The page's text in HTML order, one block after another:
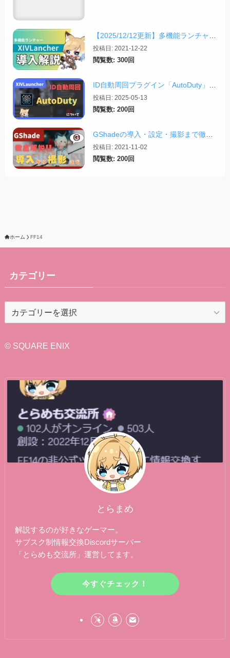
投稿日: 2021-12-22
閲覧数: 300回
投稿日: 2025-05-13
閲覧数: 200回
GShadeの導入・設定・撮影まで徹底解説！【2026/03/25更新】
投稿日: 2021-11-02
閲覧数: 200回
ホーム FF14
カテゴリー
リ
© SQUARE ENIX
とらまめ
解説するのが好きなゲーマー。
サブスク制情報交換Discordサーバー
「とらめも交流所」運営してます。
今すぐチェック！